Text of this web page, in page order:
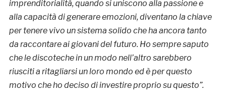
imprenditorialità, quando si uniscono alla passione e
alla capacità di generare emozioni, diventano la chiave
per tenere vivo un sistema solido che ha ancora tanto
da raccontare ai giovani del futuro. Ho sempre saputo
che le discoteche in un modo nell’altro sarebbero
riusciti a ritagliarsi un loro mondo ed è per questo
motivo che ho deciso di investire proprio su questo”.